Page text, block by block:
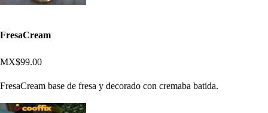
FresaCream
MX$99.00
FresaCream base de fresa y decorado con cremaba batida.